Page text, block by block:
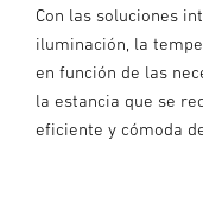
Con las soluciones
iluminación, la
en función de las
la estancia que se
eficiente y cómoda